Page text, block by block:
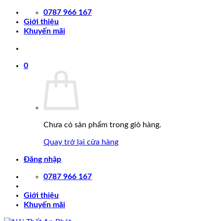
Chuyển
0787 966 167
Giới thiệu
Khuyến mãi
0
Chưa có sản phẩm trong giỏ hàng.
Quay trở lại cửa hàng
Đăng nhập
0787 966 167
Giới thiệu
Khuyến mãi